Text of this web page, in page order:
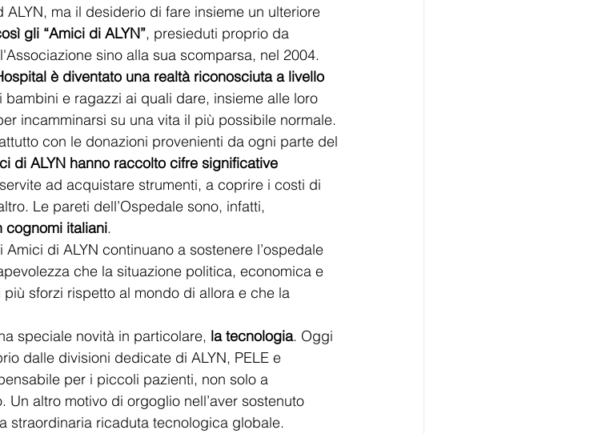
ma il desiderio di fare insieme un ulteriore
gli “Amici di ALYN”, presieduti proprio da
sino alla sua scomparsa, nel 2004.
è diventato una realtà riconosciuta a livello
e ragazzi ai quali dare, insieme alle loro
incamminarsi su una vita il più possibile normale.
con le donazioni provenienti da ogni parte del
di ALYN hanno raccolto cifre significative
ad acquistare strumenti, a coprire i costi di
Le pareti dell’Ospedale sono, infatti,
cognomi italiani.
di ALYN continuano a sostenere l’ospedale
che la situazione politica, economica e
sforzi rispetto al mondo di allora e che la
speciale novità in particolare, la tecnologia. Oggi
dalle divisioni dedicate di ALYN, PELE e
per i piccoli pazienti, non solo a
Un altro motivo di orgoglio nell’aver sostenuto
straordinaria ricaduta tecnologica globale.